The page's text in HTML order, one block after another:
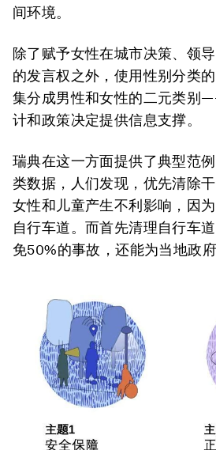
间环境。
除了赋予女性在城市决策、领
的发言权之外，使用性别分类
集分成男性和女性的二元类别
计和政策决定提供信息支撑。
瑞典在这一方面提供了典型范
类数据，人们发现，优先清除
女性和儿童产生不利影响，因
自行车道。而首先清理自行车
免50%的事故，还能为当地政府